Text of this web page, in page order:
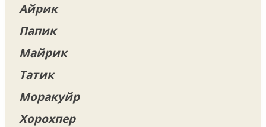
Айрик
Папик
Майрик
Татик
Моракуйр
Хорохпер